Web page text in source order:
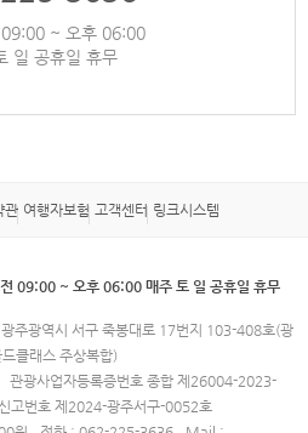
~ 오후 06:00
일 공휴일 휴무
관 여행자보험 고객센터 링크시스템
09:00 ~ 오후 06:00 매주 토 일 공휴일 휴무
주광역시 서구 죽봉대로 17번지 103-408호(광
클래스 주상복합)
관광사업자등록증번호 종합 제26004-2023-
고번호 제2024-광주서구-0052호